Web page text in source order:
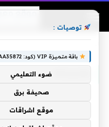
توصيات :
باقة متميزة VIP (كود: AA35872):
ضوء التعليمي
صحيفة برق
موقع اشراقات